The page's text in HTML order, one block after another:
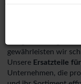
gewährleisten wir
Unsere Ersatzteile
Unternehmen, die